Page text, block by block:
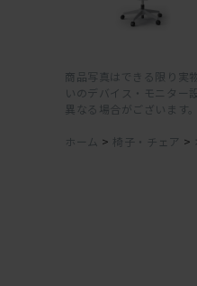
商品写真はできる限り実
いのデバイス・モニター
異なる場合がございます。
ホーム > 椅子・チェア >